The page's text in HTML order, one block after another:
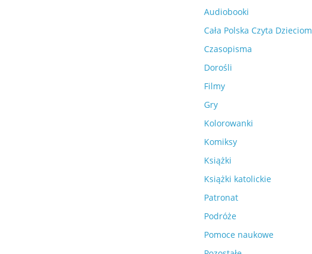
Audiobooki
Cała Polska Czyta Dzieciom
Czasopisma
Dorośli
Filmy
Gry
Kolorowanki
Komiksy
Książki
Książki katolickie
Patronat
Podróże
Pomoce naukowe